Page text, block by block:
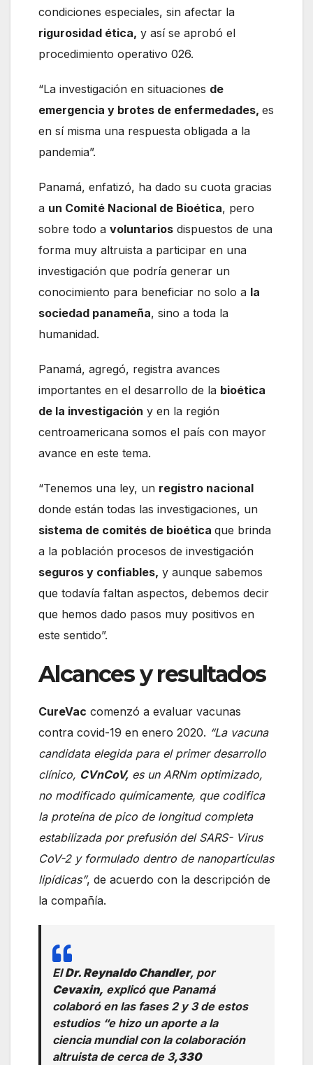
condiciones especiales, sin afectar la
rigurosidad ética, y así se aprobó el
procedimiento operativo 026.
“La investigación en situaciones de
emergencia y brotes de enfermedades, es
en sí misma una respuesta obligada a la
pandemia”.
Panamá, enfatizó, ha dado su cuota gracias
a un Comité Nacional de Bioética, pero
sobre todo a voluntarios dispuestos de una
forma muy altruista a participar en una
investigación que podría generar un
conocimiento para beneficiar no solo a la
sociedad panameña, sino a toda la
humanidad.
Panamá, agregó, registra avances
importantes en el desarrollo de la bioética
de la investigación y en la región
centroamericana somos el país con mayor
avance en este tema.
“Tenemos una ley, un registro nacional
donde están todas las investigaciones, un
sistema de comités de bioética que brinda
a la población procesos de investigación
seguros y confiables, y aunque sabemos
que todavía faltan aspectos, debemos decir
que hemos dado pasos muy positivos en
este sentido”.
Alcances y resultados
CureVac comenzó a evaluar vacunas
contra covid-19 en enero 2020. “La vacuna
candidata elegida para el primer desarrollo
clínico, CVnCoV, es un ARNm optimizado,
no modificado químicamente, que codifica
la proteína de pico de longitud completa
estabilizada por prefusión del SARS- Virus
CoV-2 y formulado dentro de nanopartículas
lipídicas”, de acuerdo con la descripción de
la compañía.
ElDr. Reynaldo Chandler, por
Cevaxin, explicó que Panamá
colaboró en las fases 2 y 3 de estos
estudios “e hizo un aporte a la
ciencia mundial con la colaboración
altruista de cerca de 3,330